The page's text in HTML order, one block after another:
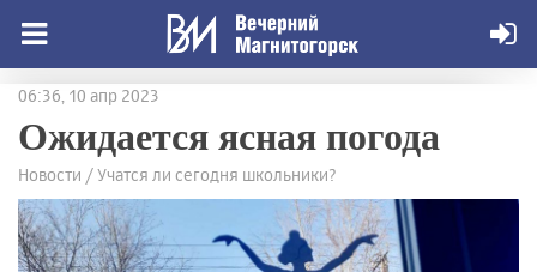
06:36, 10 апр 2023
Ожидается ясная погода
Новости / Учатся ли сегодня школьники?